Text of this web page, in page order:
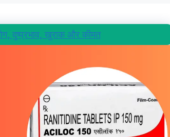
दुष्प्रभाव, खुराक और कीमत